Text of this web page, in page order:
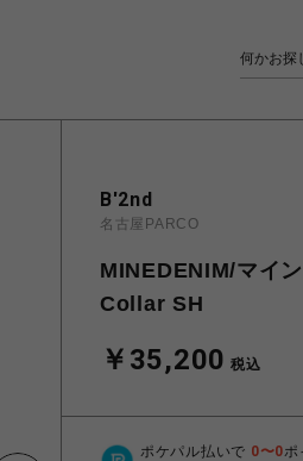
B'2nd
名古屋PARCO
MINEDENIM/マイ
Collar SH
￥35,200 税込
ポケパル払いで 0〜0ポ